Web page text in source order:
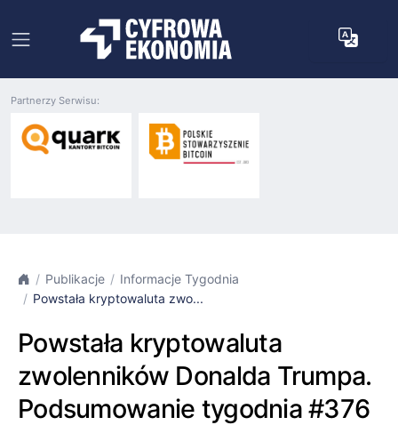
Partnerzy Serwisu:
Publikacje
Informacje Tygodnia
Powstała kryptowaluta zwo...
Powstała kryptowaluta
zwolenników Donalda Trumpa.
Podsumowanie tygodnia #376